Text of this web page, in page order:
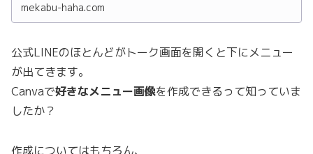
mekabu-haha.com
公式LINEのほとんどがトーク画面を開くと下にメニュー
が出てきます。
Canvaで好きなメニュー画像を作成できるって知っていま
したか？
作成についてはもちろん、